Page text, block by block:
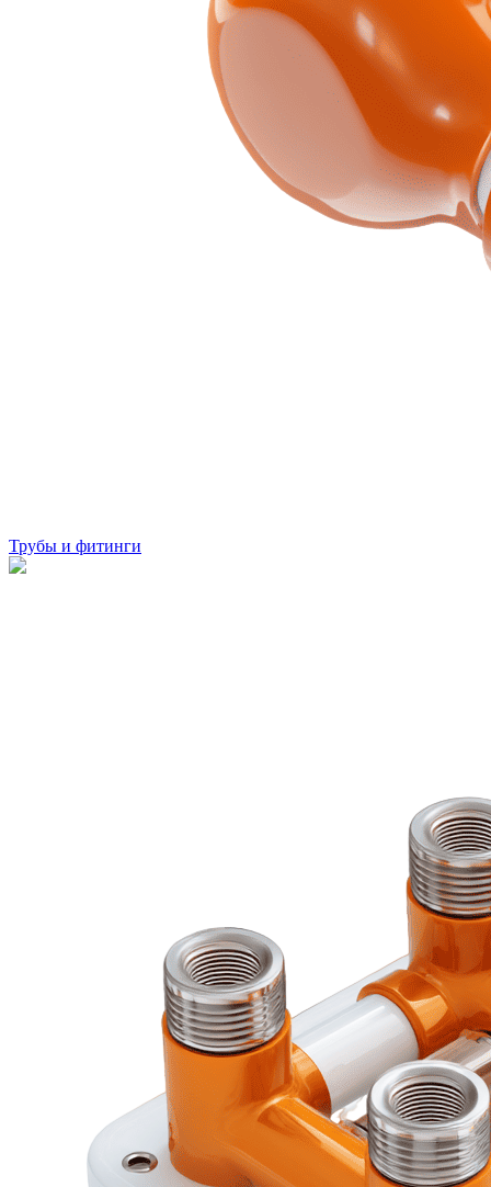
Трубы и фитинги